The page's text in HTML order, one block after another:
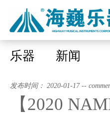
乐器 新闻
发布时间： 2020-01-17 --
【2020